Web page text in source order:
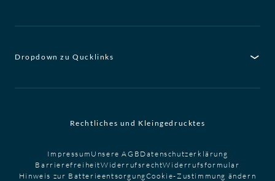
Dropdown zu Qucklinks
Rechtliches und Kleingedrucktes
Impressum Unsere AGB Datenschutzerklärung
BarrierefreiheitWiderrufsrechtWiderrufsformular
Hinweis zur BatterieentsorgungCookie-Zustimmung ändern